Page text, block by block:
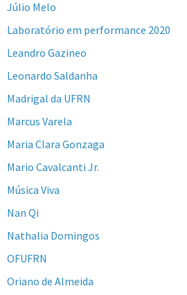
Júlio Melo
Laboratório em performance 2020
Leandro Gazineo
Leonardo Saldanha
Madrigal da UFRN
Marcus Varela
Maria Clara Gonzaga
Mario Cavalcanti Jr.
Música Viva
Nan Qi
Nathalia Domingos
OFUFRN
Oriano de Almeida